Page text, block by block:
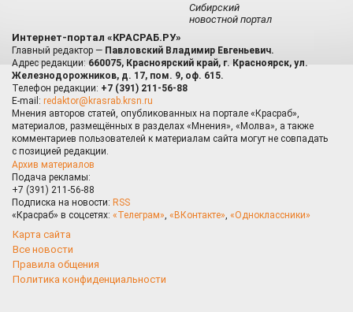
Сибирский
новостной портал
Интернет-портал «КРАСРАБ.РУ»
Главный редактор — Павловский Владимир Евгеньевич.
Адрес редакции: 660075, Красноярский край, г. Красноярск, ул.
Железнодорожников, д. 17, пом. 9, оф. 615.
Телефон редакции: +7 (391) 211-56-88
E-mail: redaktor@krasrab.krsn.ru
Мнения авторов статей, опубликованных на портале «Красраб»,
материалов, размещённых в разделах «Мнения», «Молва», а также
комментариев пользователей к материалам сайта могут не совпадать
с позицией редакции.
Архив материалов
Подача рекламы:
+7 (391) 211-56-88
Подписка на новости: RSS
«Красраб» в соцсетях: «Телеграм», «ВКонтакте», «Одноклассники»
Карта сайта
Все новости
Правила общения
Политика конфиденциальности